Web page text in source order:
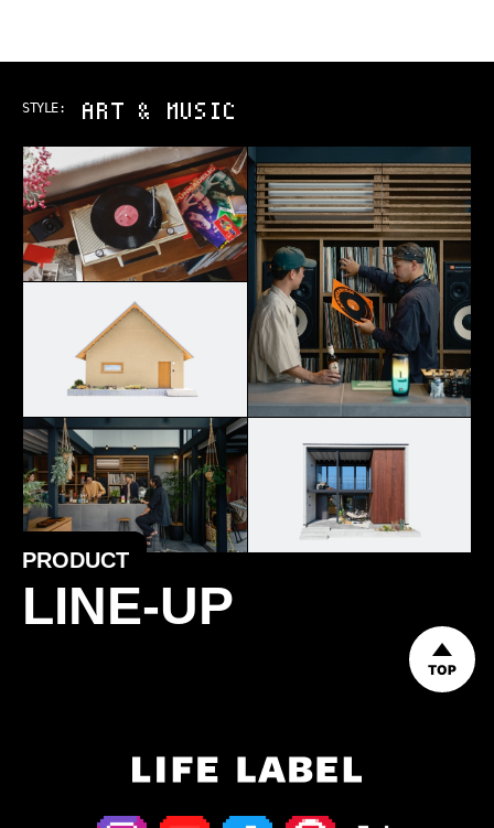
STYLE: ART & MUSIC
PRODUCT
LINE-UP
TOP